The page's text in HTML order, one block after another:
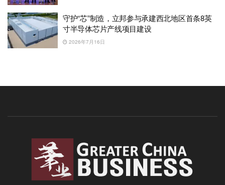
守护“芯”制造，立邦参与承建西北地区首条8英
寸半导体芯片产线项目建设
2026年7月16日